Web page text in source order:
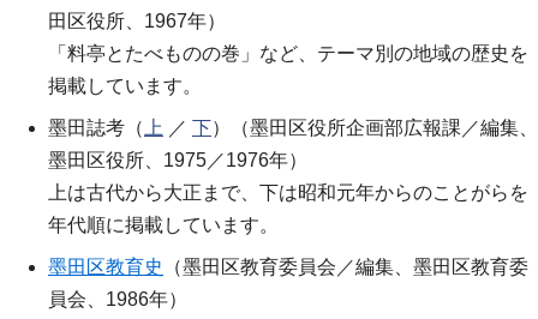
田区役所、1967年）
「料亭とたべものの巻」など、テーマ別の地域の歴史を
掲載しています。
墨田誌考（ 上 ／ 下）（墨田区役所企画部広報課／編集、
墨田区役所、1975／1976年）
上は古代から大正まで、下は昭和元年からのことがらを
年代順に掲載しています。
墨田区教育史
（墨田区教育委員会／編集、墨田区教育委
員会、1986年）